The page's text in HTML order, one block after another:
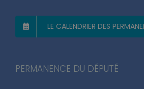
LE CALENDRIER DES
PERMANENCE DU DÉPUTÉ